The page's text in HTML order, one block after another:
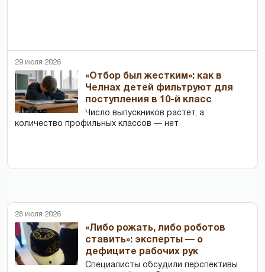
29 июля 2026
«Отбор был жестким»: как в
Челнах детей фильтруют для
поступления в 10-й класс
Число выпускников растет, а
количество профильных классов — нет
28 июля 2026
«Либо рожать, либо роботов
ставить»: эксперты — о
дефиците рабочих рук
Специалисты обсудили перспективы